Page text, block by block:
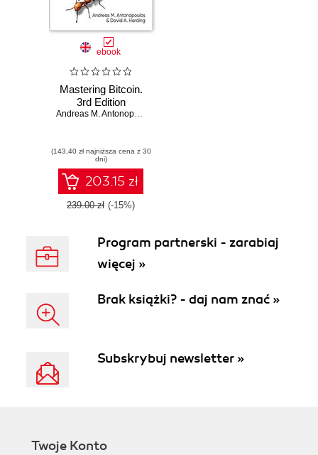
ebook
Mastering Bitcoin.
3rd Edition
Andreas M. Antonopoulos
(143,40 zł najniższa cena z 30
dni)
203.15 zł
239.00 zł (-15%)
Program partnerski - zarabiaj
więcej »
Brak książki? - daj nam znać »
Subskrybuj newsletter »
Twoje Konto